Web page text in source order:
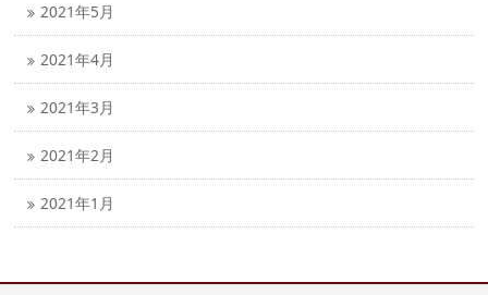
2021年5月
2021年4月
2021年3月
2021年2月
2021年1月